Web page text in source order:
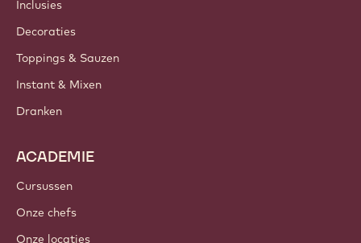
Inclusies
Decoraties
Toppings & Sauzen
Instant & Mixen
Dranken
ACADEMIE
Cursussen
Onze chefs
Onze locaties